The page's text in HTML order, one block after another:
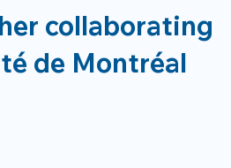
collaborating
de Montréal